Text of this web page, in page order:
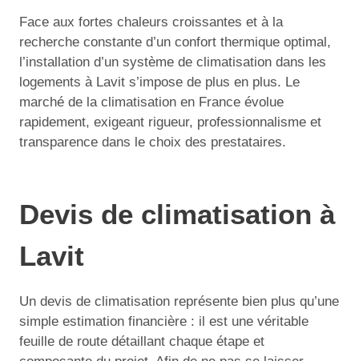
Face aux fortes chaleurs croissantes et à la
recherche constante d’un confort thermique optimal,
l’installation d’un système de climatisation dans les
logements à Lavit s’impose de plus en plus. Le
marché de la climatisation en France évolue
rapidement, exigeant rigueur, professionnalisme et
transparence dans le choix des prestataires.
Devis de climatisation à
Lavit
Un devis de climatisation représente bien plus qu’une
simple estimation financière : il est une véritable
feuille de route détaillant chaque étape et